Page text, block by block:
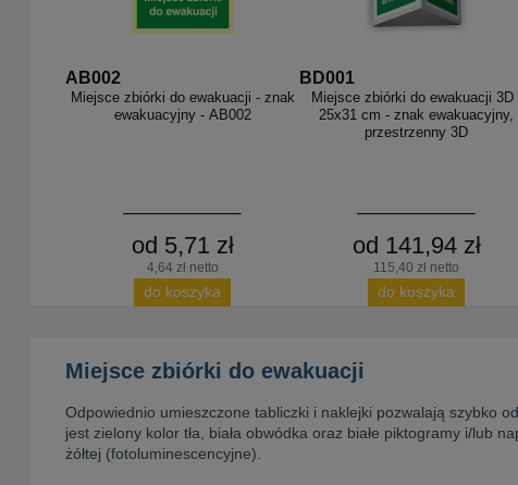
AB002
Miejsce zbiórki do ewakuacji - znak
ewakuacyjny - AB002
od 5,71 zł
4,64 zł netto
do koszyka
BD001
Miejsce zbiórki do ewakuacji 3D
25x31 cm - znak ewakuacyjny,
przestrzenny 3D
od 141,94 zł
115,40 zł netto
do koszyka
Miejsce zbiórki do ewakuacji
Odpowiednio umieszczone tabliczki i naklejki pozwalają szybko
jest zielony kolor tła, biała obwódka oraz białe piktogramy i/lub
żółtej (fotoluminescencyjne).